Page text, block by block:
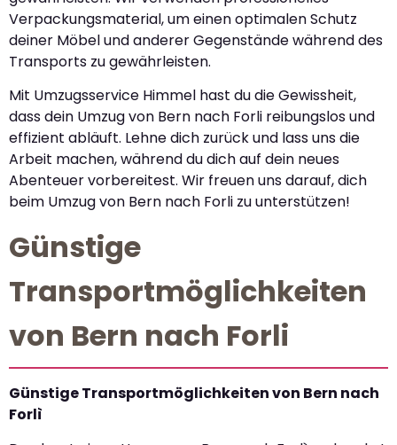
Verpackungsmaterial, um einen optimalen Schutz
deiner Möbel und anderer Gegenstände während des
Transports zu gewährleisten.
Mit Umzugsservice Himmel hast du die Gewissheit,
dass dein Umzug von Bern nach Forli reibungslos und
effizient abläuft. Lehne dich zurück und lass uns die
Arbeit machen, während du dich auf dein neues
Abenteuer vorbereitest. Wir freuen uns darauf, dich
beim Umzug von Bern nach Forli zu unterstützen!
Günstige
Transportmöglichkeiten
von Bern nach Forli
Günstige Transportmöglichkeiten von Bern nach
Forlì